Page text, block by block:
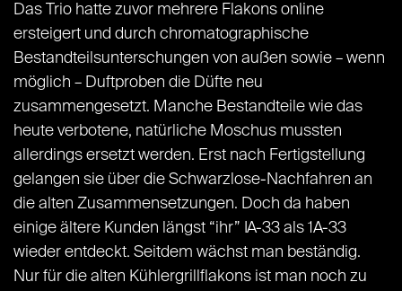
Das Trio hatte zuvor mehrere Flakons online
ersteigert und durch chromatographische
Bestandteilsunterschungen von außen sowie – wenn
möglich – Duftproben die Düfte neu
zusammengesetzt. Manche Bestandteile wie das
heute verbotene, natürliche Moschus mussten
allerdings ersetzt werden. Erst nach Fertigstellung
gelangen sie über die Schwarzlose-Nachfahren an
die alten Zusammensetzungen. Doch da haben
einige ältere Kunden längst “ihr” IA-33 als 1A-33
wieder entdeckt. Seitdem wächst man beständig.
Nur für die alten Kühlergrillflakons ist man noch zu